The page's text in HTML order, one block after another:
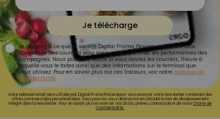
Je télécharge
Je consens à ce que la société Digital Prisma Players analyse le taux
d'ouverture des courriels pour mesurer et optimiser les performances des
campagnes. Nous pourrons savoir si vous ouvrez les courriels, l'heure à
laquelle vous le faites ainsi que des informations sur le terminal que
vous utilisez. Pour en savoir plus sur ces traceurs, voir notre politique de
confidentialité.
Votre adresse email sera utilisée par Digital Prisma Playerspour vous envoyer votre newsletter contenant des
offres commerciales personnalisées. Vous pourrez vous désinscrire en utilisant le lien de désabonnement
intégré dans la newsletter. Pour en savoir plus et exercer vos droits, prenez connaissance de notreCharte de
Confidentialité.